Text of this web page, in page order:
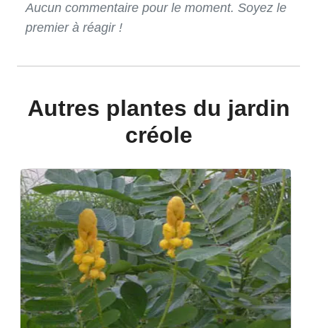
Aucun commentaire pour le moment. Soyez le
premier à réagir !
Autres plantes du jardin
créole